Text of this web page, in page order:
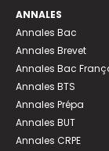
ANNALES
Annales Bac
Annales Brevet
Annales Bac
Annales BTS
Annales Prépa
Annales BUT
Annales CRPE